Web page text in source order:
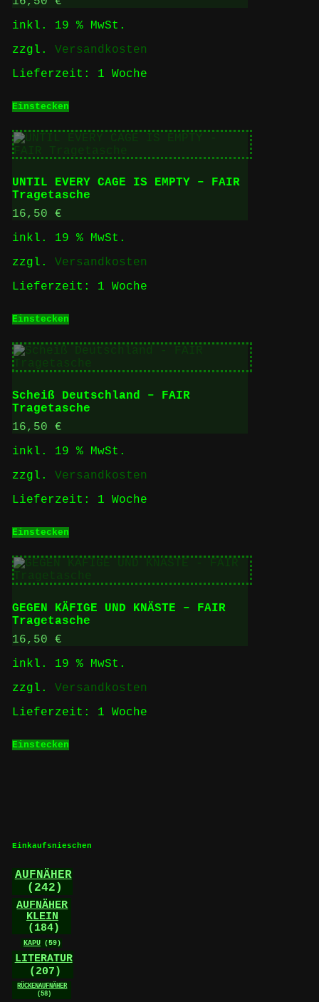
inkl. 19 % MwSt.
zzgl. Versandkosten
Lieferzeit: 1 Woche
Einstecken
UNTIL EVERY CAGE IS EMPTY – FAIR
Tragetasche
16,50 €
inkl. 19 % MwSt.
zzgl. Versandkosten
Lieferzeit: 1 Woche
Einstecken
Scheiß Deutschland – FAIR
Tragetasche
16,50 €
inkl. 19 % MwSt.
zzgl. Versandkosten
Lieferzeit: 1 Woche
Einstecken
GEGEN KÄFIGE UND KNÄSTE – FAIR
Tragetasche
16,50 €
inkl. 19 % MwSt.
zzgl. Versandkosten
Lieferzeit: 1 Woche
Einstecken
Einkaufsnieschen
AUFNÄHER
(242)
AUFNÄHER
KLEIN
(184)
KAPU (59)
LITERATUR
(207)
RÜCKENAUFNÄHER
(58)